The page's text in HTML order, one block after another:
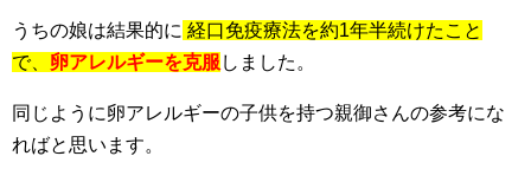
うちの娘は結果的に 経口免疫療法を約1年半続けたこと
で、 卵アレルギーを克服 しました。
同じように卵アレルギーの子供を持つ親御さんの参考にな
ればと思います。